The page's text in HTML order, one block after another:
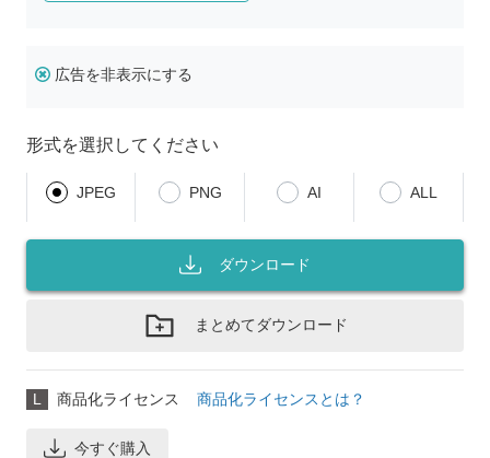
広告を非表示にする
形式を選択してください
JPEG PNG AI ALL
ダウンロード
まとめてダウンロード
L 商品化ライセンス 商品化ライセンスとは？
今すぐ購入